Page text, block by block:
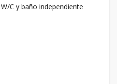
C y baño independiente